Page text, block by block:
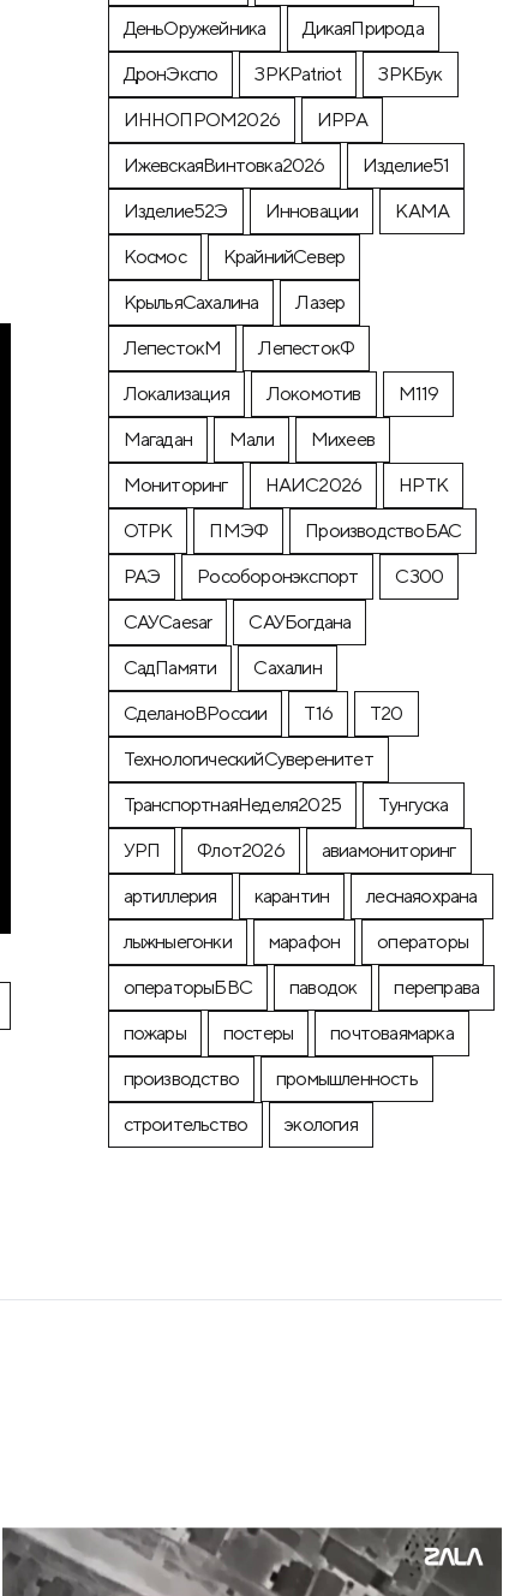
ДеньОружейника
ДикаяПрирода
ДронЭкспо
ЗРКPatriot
ЗРКБук
ИННОПРОМ2026
ИРРА
ИжевскаяВинтовка2026
Изделие51
Изделие52Э
Инновации
КАМА
Космос
КрайнийСевер
КрыльяСахалина
Лазер
ЛепестокМ
ЛепестокФ
Локализация
Локомотив
М119
Магадан
Мали
Михеев
Мониторинг
НАИС2026
НРТК
ОТРК
ПМЭФ
ПроизводствоБАС
РАЭ
Рособоронэкспорт
С300
САУCaesar
САУБогдана
СадПамяти
Сахалин
СделаноВРоссии
Т16
Т20
ТехнологическийСуверенитет
ТранспортнаяНеделя2025
Тунгуска
УРП
Флот2026
авиамониторинг
артиллерия
карантин
леснаяохрана
лыжныегонки
марафон
операторы
операторыБВС
паводок
переправа
пожары
постеры
почтоваямарка
производство
промышленность
строительство
экология